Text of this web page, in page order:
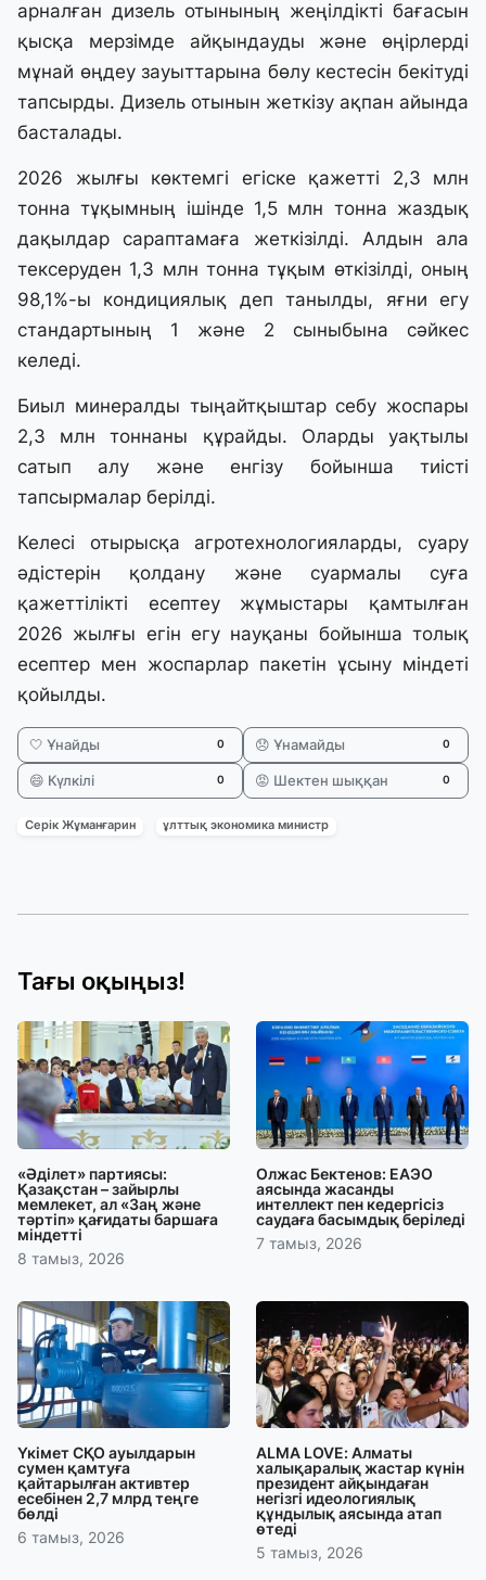
арналған дизель отынының жеңілдікті бағасын
қысқа мерзімде айқындауды және өңірлерді
мұнай өңдеу зауыттарына бөлу кестесін бекітуді
тапсырды. Дизель отынын жеткізу ақпан айында
басталады.
2026 жылғы көктемгі егіске қажетті 2,3 млн
тонна тұқымның ішінде 1,5 млн тонна жаздық
дақылдар сараптамаға жеткізілді. Алдын ала
тексеруден 1,3 млн тонна тұқым өткізілді, оның
98,1%-ы кондициялық деп танылды, яғни егу
стандартының 1 және 2 сыныбына сәйкес
келеді.
Биыл минералды тыңайтқыштар себу жоспары
2,3 млн тоннаны құрайды. Оларды уақтылы
сатып алу және енгізу бойынша тиісті
тапсырмалар берілді.
Келесі отырысқа агротехнологияларды, суару
әдістерін қолдану және суармалы суға
қажеттілікті есептеу жұмыстары қамтылған
2026 жылғы егін егу науқаны бойынша толық
есептер мен жоспарлар пакетін ұсыну міндеті
қойылды.
🤍 Ұнайды 0 😞 Ұнамайды 0
😄 Күлкілі 0 😡 Шектен шыққан 0
Серік Жұманғарин ұлттық экономика министр
Тағы оқыңыз!
«Әділет» партиясы:
Қазақстан – зайырлы
мемлекет, ал «Заң және
тәртіп» қағидаты баршаға
міндетті
8 тамыз, 2026
Олжас Бектенов: ЕАЭО
аясында жасанды
интеллект пен кедергісіз
саудаға басымдық беріледі
7 тамыз, 2026
Үкімет СҚО ауылдарын
сумен қамтуға
қайтарылған активтер
есебінен 2,7 млрд теңге
бөлді
6 тамыз, 2026
ALMA LOVE: Алматы
халықаралық жастар күнін
президент айқындаған
негізгі идеологиялық
құндылық аясында атап
өтеді
5 тамыз, 2026